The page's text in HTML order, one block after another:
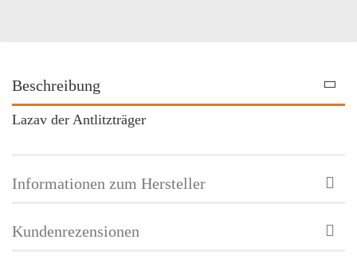
Beschreibung
Lazav der Antlitzträger
Informationen zum Hersteller
Kundenrezensionen